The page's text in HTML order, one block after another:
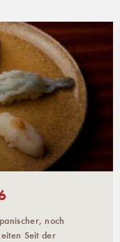
noch
Seit der